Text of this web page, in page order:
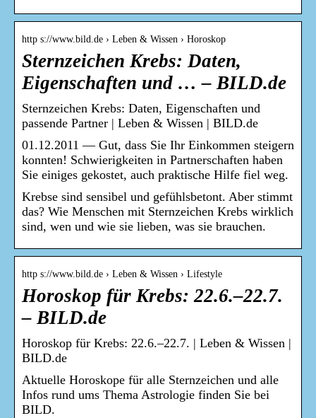
http s://www.bild.de › Leben & Wissen › Horoskop
Sternzeichen Krebs: Daten,
Eigenschaften und … – BILD.de
Sternzeichen Krebs: Daten, Eigenschaften und
passende Partner | Leben & Wissen | BILD.de
01.12.2011 — Gut, dass Sie Ihr Einkommen steigern
konnten! Schwierigkeiten in Partnerschaften haben
Sie einiges gekostet, auch praktische Hilfe fiel weg.
Krebse sind sensibel und gefühlsbetont. Aber stimmt
das? Wie Menschen mit Sternzeichen Krebs wirklich
sind, wen und wie sie lieben, was sie brauchen.
http s://www.bild.de › Leben & Wissen › Lifestyle
Horoskop für Krebs: 22.6.–22.7.
– BILD.de
Horoskop für Krebs: 22.6.–22.7. | Leben & Wissen |
BILD.de
Aktuelle Horoskope für alle Sternzeichen und alle
Infos rund ums Thema Astrologie finden Sie bei
BILD.